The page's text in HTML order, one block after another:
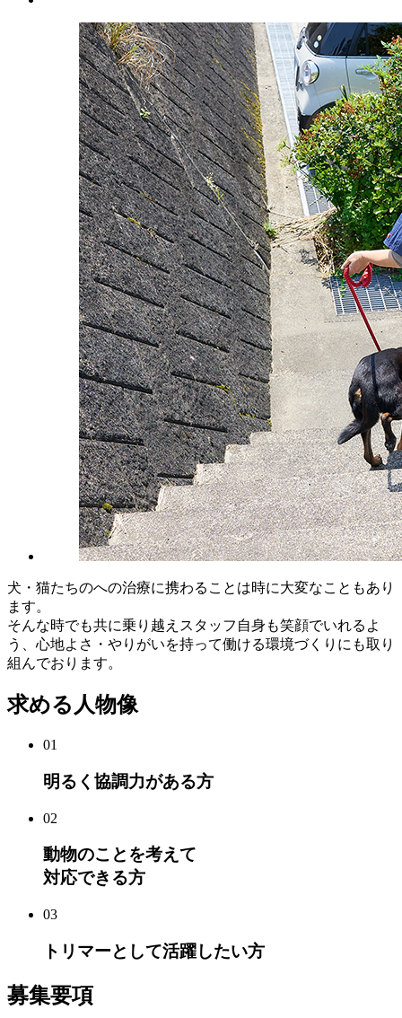
犬・猫たちのへの治療に携わることは時に大変なこともあり
ます。
そんな時でも共に乗り越えスタッフ自身も笑顔でいれるよ
う、心地よさ・やりがいを持って働ける環境づくりにも取り
組んでおります。
求める人物像
01
明るく協調力がある方
02
動物のことを考えて
対応できる方
03
トリマーとして活躍したい方
募集要項